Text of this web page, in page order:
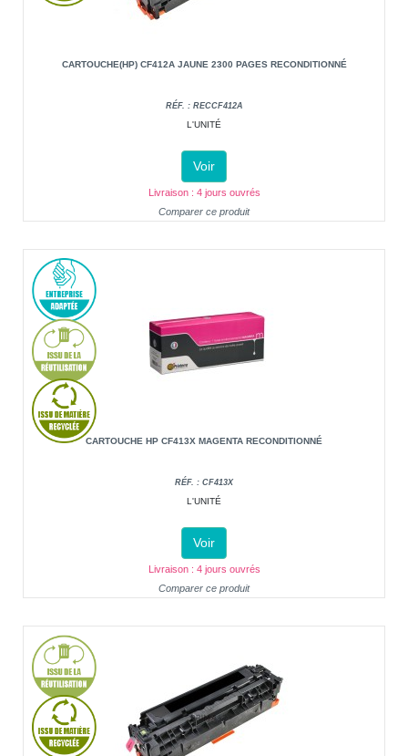
CARTOUCHE(HP) CF412A JAUNE 2300 PAGES RECONDITIONNÉ
RÉF. : RECCF412A
L'UNITÉ
Voir
Livraison : 4 jours ouvrés
Comparer ce produit
CARTOUCHE HP CF413X MAGENTA RECONDITIONNÉ
RÉF. : CF413X
L'UNITÉ
Voir
Livraison : 4 jours ouvrés
Comparer ce produit